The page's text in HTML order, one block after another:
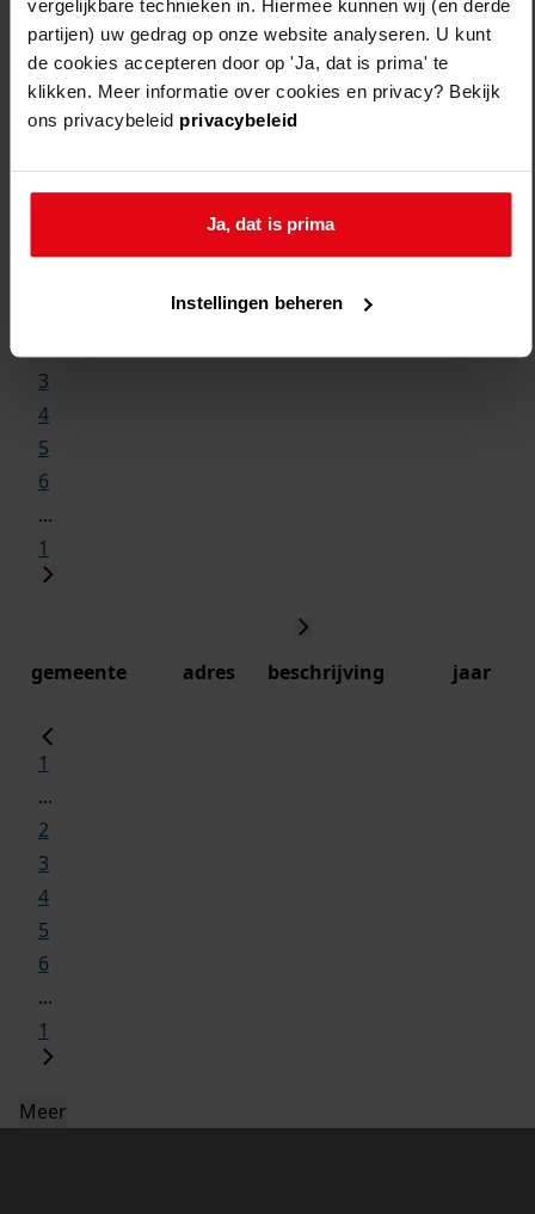
vergelijkbare technieken in. Hiermee kunnen wij (en derde
partijen) uw gedrag op onze website analyseren. U kunt
de cookies accepteren door op 'Ja, dat is prima' te
klikken. Meer informatie over cookies en privacy? Bekijk
ons privacybeleid privacybeleid
Ja, dat is prima
Instellingen beheren
3
4
5
6
...
1
gemeente adres beschrijving jaar
1
...
2
3
4
5
6
...
1
Meer